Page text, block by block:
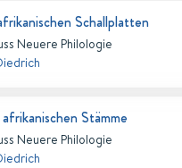
Schallplatten
Neuere Philologie
Stämme
Neuere Philologie